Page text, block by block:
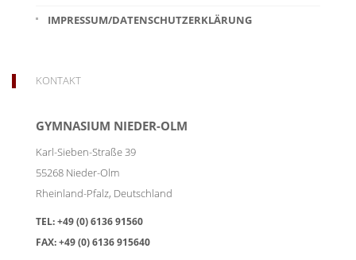
IMPRESSUM/DATENSCHUTZERKLÄRUNG
KONTAKT
GYMNASIUM NIEDER-OLM
Karl-Sieben-Straße 39
55268 Nieder-Olm
Rheinland-Pfalz, Deutschland
TEL:+49 (0) 6136 91560
FAX:+49 (0) 6136 915640